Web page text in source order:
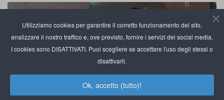
Utilizziamo cookies per garantire il corretto funzionamento del sito,
analizzare il nostro traffico e, ove previsto, fornire i servizi dei social media.
I cookies sono DISATTIVATI. Puoi scegliere se accettare l'uso degli stessi o
disattivarli.
Ok, accetto (tutto)!